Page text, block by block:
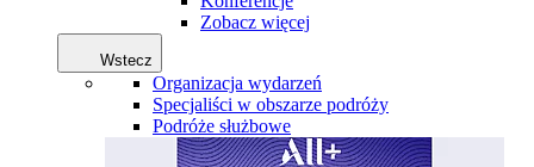
Zobacz więcej
Wstecz
Organizacja wydarzeń
Specjaliści w obszarze podróży
Podróże służbowe